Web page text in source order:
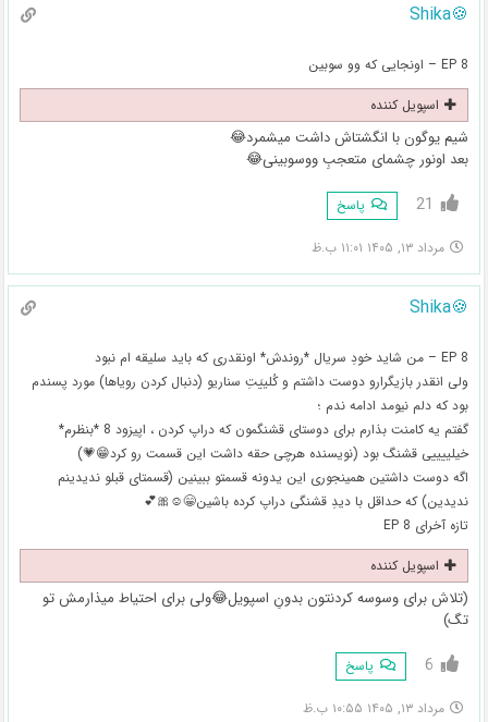
🍪Shika
EP 8 – اونجایی که وو سوبین
اسپویل کننده
شیم یوگون با انگشتاش داشت میشمرد😂
بعد اونور چشمای متعجبِ ووسوبینی😂
21 پاسخ
مرداد ۱۳, ۱۴۰۵ ۱۱:۰۱ ب.ظ
🍪Shika
EP 8 – من شاید خودِ سریال *روندش* اونقدری که باید سلیقه ام نبود
ولی انقدر بازیگرارو دوست داشتم و کُلییَتِ سناریو (دنبال کردن رویاها) مورد پسندم
بود که دلم نیومد ادامه ندم ؛
گفتم یه کامنت بذارم برای دوستای قشنگمون که دراپ کردن ، اپیزود 8 *بنظرم*
خیلییییی قشنگ بود (نویسنده هرچی حقه داشت این قسمت رو کرد😁💗)
اگه دوست داشتین همینجوری این یدونه قسمتو ببینین (قسمتای قبلو ندیدینم
ندیدین) که حداقل با دیدِ قشنگی دراپ کرده باشین😁☺️🎀💕
تازه آخرای EP 8
اسپویل کننده
(تلاش برای وسوسه کردنتون بدونِ اسپویل😂ولی برای احتیاط میذارمش تو
تگ)
6 پاسخ
مرداد ۱۳, ۱۴۰۵ ۱۰:۵۵ ب.ظ